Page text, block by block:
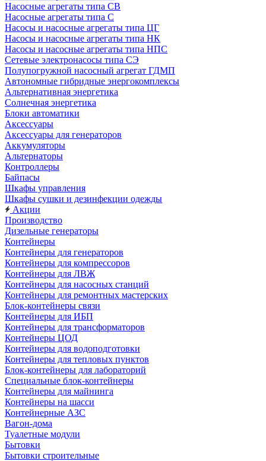
Насосные агрегаты типа СВ
Насосные агрегаты типа С
Насосы и насосные агрегаты типа ЦГ
Насосы и насосные агрегаты типа НК
Насосы и насосные агрегаты типа НПС
Сетевые электронасосы типа СЭ
Полупогружной насосный агрегат ГДМП
Автономные гибридные энергокомплексы
Альтернативная энергетика
Солнечная энергетика
Блоки автоматики
Аксессуары
Аксессуары для генераторов
Аккумуляторы
Альтернаторы
Контроллеры
Байпасы
Шкафы управления
Шкафы сушки и дезинфекции одежды
Акции
Производство
Дизельные генераторы
Контейнеры
Контейнеры для генераторов
Контейнеры для компрессоров
Контейнеры для ЛВЖ
Контейнеры для насосных станций
Контейнеры для ремонтных мастерских
Блок-контейнеры связи
Контейнеры для ИБП
Контейнеры для трансформаторов
Контейнеры ЦОД
Контейнеры для водоподготовки
Контейнеры для тепловых пунктов
Блок-контейнеры для лабораторий
Специальные блок-контейнеры
Контейнеры для майнинга
Контейнеры на шасси
Контейнерные АЗС
Вагон-дома
Туалетные модули
Бытовки
Бытовки строительные